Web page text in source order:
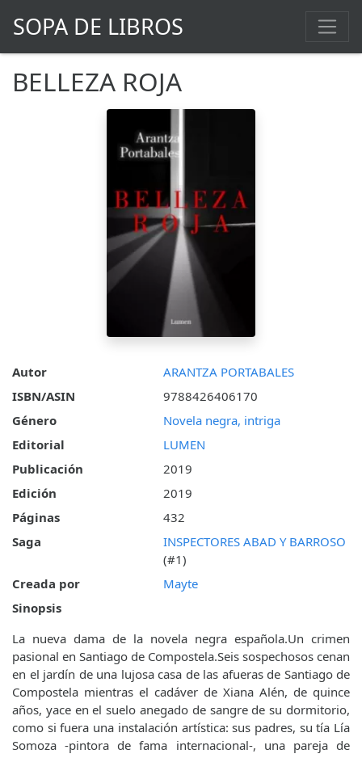
SOPA DE LIBROS
BELLEZA ROJA
Autor
ARANTZA PORTABALES
ISBN/ASIN
9788426406170
Género
Novela negra, intriga
Editorial
LUMEN
Publicación
2019
Edición
2019
Páginas
432
Saga
INSPECTORES ABAD Y BARROSO
(#1)
Creada por
Mayte
Sinopsis
La nueva dama de la novela negra española.Un crimen
pasional en Santiago de Compostela.Seis sospechosos cenan
en el jardín de una lujosa casa de las afueras de Santiago de
Compostela mientras el cadáver de Xiana Alén, de quince
años, yace en el suelo anegado de sangre de su dormitorio,
como si fuera una instalación artística: sus padres, su tía Lía
Somoza -pintora de fama internacional-, una pareja de